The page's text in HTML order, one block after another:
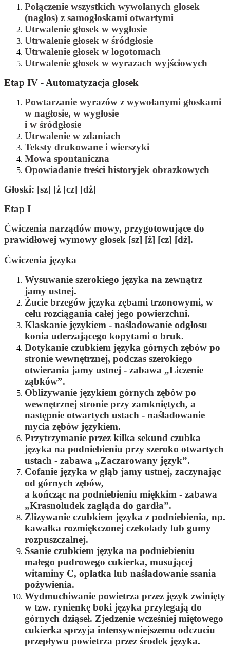
Połączenie wszystkich wywołanych głosek
(nagłos) z samogłoskami otwartymi
Utrwalenie głosek w wygłosie
Utrwalenie głosek w śródgłosie
Utrwalenie głosek w logotomach
Utrwalenie głosek w wyrazach wyjściowych
Etap IV - Automatyzacja głosek
Powtarzanie wyrazów z wywołanymi głoskami
w nagłosie, w wygłosie
i w śródgłosie
Utrwalenie w zdaniach
Teksty drukowane i wierszyki
Mowa spontaniczna
Opowiadanie treści historyjek obrazkowych
Głoski: [sz] [ż [cz] [dż]
Etap I
Ćwiczenia narządów mowy, przygotowujące do
prawidłowej wymowy głosek [sz] [ż] [cz] [dż].
Ćwiczenia języka
Wysuwanie szerokiego języka na zewnątrz
jamy ustnej.
Żucie brzegów języka zębami trzonowymi, w
celu rozciągania całej jego powierzchni.
Klaskanie językiem - naśladowanie odgłosu
konia uderzającego kopytami o bruk.
Dotykanie czubkiem języka górnych zębów po
stronie wewnętrznej, podczas szerokiego
otwierania jamy ustnej - zabawa „Liczenie
ząbków”.
Oblizywanie językiem górnych zębów po
wewnętrznej stronie przy zamkniętych, a
następnie otwartych ustach - naśladowanie
mycia zębów językiem.
Przytrzymanie przez kilka sekund czubka
języka na podniebieniu przy szeroko otwartych
ustach - zabawa „Zaczarowany język”.
Cofanie języka w głąb jamy ustnej, zaczynając
od górnych zębów,
a kończąc na podniebieniu miękkim - zabawa
„Krasnoludek zagląda do gardła”.
Zlizywanie czubkiem języka z podniebienia, np.
kawałka rozmiękczonej czekolady lub gumy
rozpuszczalnej.
Ssanie czubkiem języka na podniebieniu
małego pudrowego cukierka, musującej
witaminy C, opłatka lub naśladowanie ssania
pożywienia.
Wydmuchiwanie powietrza przez język zwinięty
w tzw. rynienkę boki języka przylegają do
górnych dziąseł. Zjedzenie wcześniej miętowego
cukierka sprzyja intensywniejszemu odczuciu
przepływu powietrza przez środek języka.